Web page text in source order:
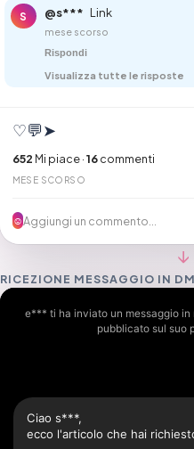
S @s*** Link
mese scorso
Rispondi
Visualizza tutte le risposte
♡💬➤
652 Mi piace ·16commenti
MESE SCORSO
☺Aggiungi un commento...
↓
RICEZIONE MESSAGGIO IN DM
e*** ti ha inviato un messaggio in
pubblicato sul suo
Ciao s***,
ecco l'articolo che hai